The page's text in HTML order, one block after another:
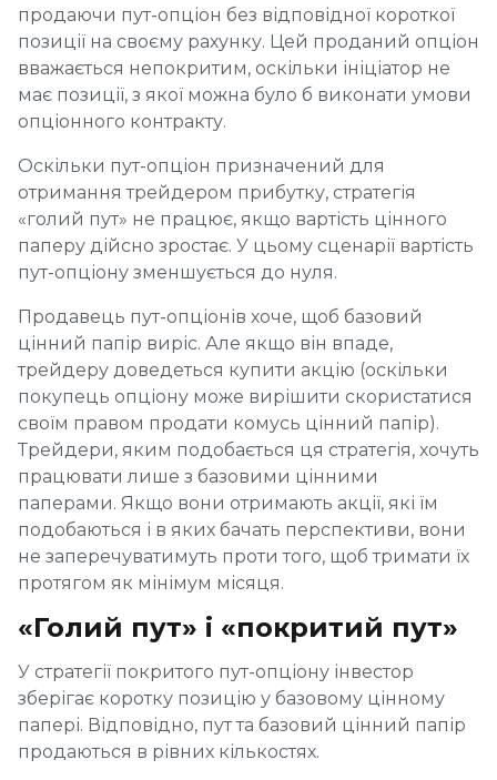
продаючи пут-опціон без відповідної короткої
позиції на своєму рахунку. Цей проданий опціон
вважається непокритим, оскільки ініціатор не
має позиції, з якої можна було б виконати умови
опціонного контракту.
Оскільки пут-опціон призначений для
отримання трейдером прибутку, стратегія
«голий пут» не працює, якщо вартість цінного
паперу дійсно зростає. У цьому сценарії вартість
пут-опціону зменшується до нуля.
Продавець пут-опціонів хоче, щоб базовий
цінний папір виріс. Але якщо він впаде,
трейдеру доведеться купити акцію (оскільки
покупець опціону може вирішити скористатися
своїм правом продати комусь цінний папір).
Трейдери, яким подобається ця стратегія, хочуть
працювати лише з базовими цінними
паперами. Якщо вони отримають акції, які їм
подобаються і в яких бачать перспективи, вони
не заперечуватимуть проти того, щоб тримати їх
протягом як мінімум місяця.
«Голий пут» і «покритий пут»
У стратегії покритого пут-опціону інвестор
зберігає коротку позицію у базовому цінному
папері. Відповідно, пут та базовий цінний папір
продаються в рівних кількостях.